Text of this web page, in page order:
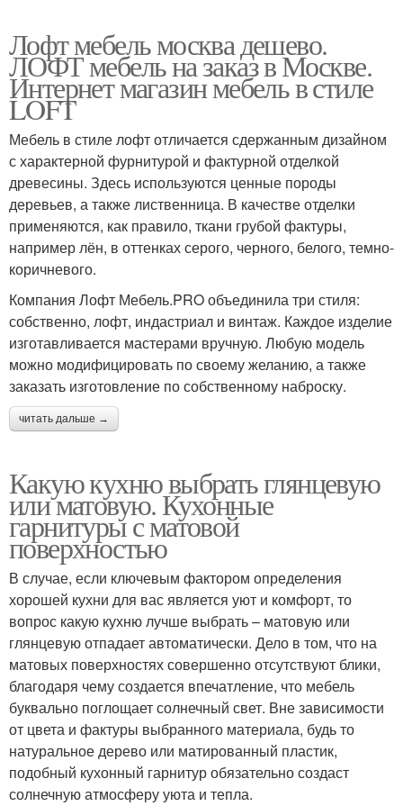
Лофт мебель москва дешево.
ЛОФТ мебель на заказ в Москве.
Интернет магазин мебель в стиле
LOFT
Мебель в стиле лофт отличается сдержанным дизайном
с характерной фурнитурой и фактурной отделкой
древесины. Здесь используются ценные породы
деревьев, а также лиственница. В качестве отделки
применяются, как правило, ткани грубой фактуры,
например лён, в оттенках серого, черного, белого, темно-
коричневого.
Компания Лофт Мебель.PRO объединила три стиля:
собственно, лофт, индастриал и винтаж. Каждое изделие
изготавливается мастерами вручную. Любую модель
можно модифицировать по своему желанию, а также
заказать изготовление по собственному наброску.
читать дальше →
Какую кухню выбрать глянцевую
или матовую. Кухонные
гарнитуры с матовой
поверхностью
В случае, если ключевым фактором определения
хорошей кухни для вас является уют и комфорт, то
вопрос какую кухню лучше выбрать – матовую или
глянцевую отпадает автоматически. Дело в том, что на
матовых поверхностях совершенно отсутствуют блики,
благодаря чему создается впечатление, что мебель
буквально поглощает солнечный свет. Вне зависимости
от цвета и фактуры выбранного материала, будь то
натуральное дерево или матированный пластик,
подобный кухонный гарнитур обязательно создаст
солнечную атмосферу уюта и тепла.